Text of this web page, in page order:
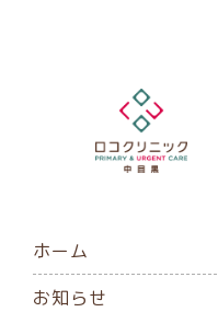
ホーム
お知らせ